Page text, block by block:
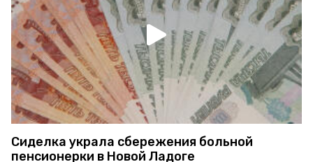
Сиделка украла сбережения больной
пенсионерки в Новой Ладоге